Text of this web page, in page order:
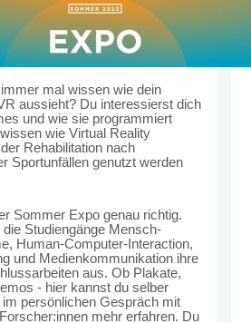
mal wissen wie dein
aussieht? Du interessierst dich
und wie sie programmiert
wie Virtual Reality
Rehabilitation nach
Sportunfällen genutzt werden
Sommer Expo genau richtig.
Studiengänge Mensch-
Human-Computer-Interaction,
und Medienkommunikation ihre
aus. Ob Plakate,
- hier kannst du selber
persönlichen Gespräch mit
mehr erfahren. Du